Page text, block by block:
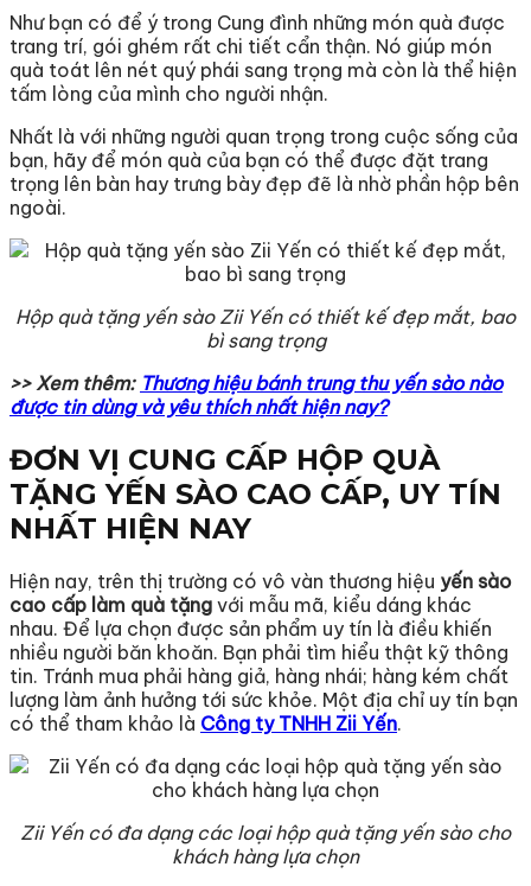
Như bạn có để ý trong Cung đình những món quà được
trang trí, gói ghém rất chi tiết cẩn thận. Nó giúp món
quà toát lên nét quý phái sang trọng mà còn là thể hiện
tấm lòng của mình cho người nhận.
Nhất là với những người quan trọng trong cuộc sống của
bạn, hãy để món quà của bạn có thể được đặt trang
trọng lên bàn hay trưng bày đẹp đẽ là nhờ phần hộp bên
ngoài.
Hộp quà tặng yến sào Zii Yến có thiết kế đẹp mắt, bao
bì sang trọng
>> Xem thêm: Thương hiệu bánh trung thu yến sào nào
được tin dùng và yêu thích nhất hiện nay?
ĐƠN VỊ CUNG CẤP HỘP QUÀ
TẶNG YẾN SÀO CAO CẤP, UY TÍN
NHẤT HIỆN NAY
Hiện nay, trên thị trường có vô vàn thương hiệu yến sào
cao cấp làm quà tặng với mẫu mã, kiểu dáng khác
nhau. Để lựa chọn được sản phẩm uy tín là điều khiến
nhiều người băn khoăn. Bạn phải tìm hiểu thật kỹ thông
tin. Tránh mua phải hàng giả, hàng nhái; hàng kém chất
lượng làm ảnh hưởng tới sức khỏe. Một địa chỉ uy tín bạn
có thể tham khảo là Công ty TNHH Zii Yến.
Zii Yến có đa dạng các loại hộp quà tặng yến sào cho
khách hàng lựa chọn